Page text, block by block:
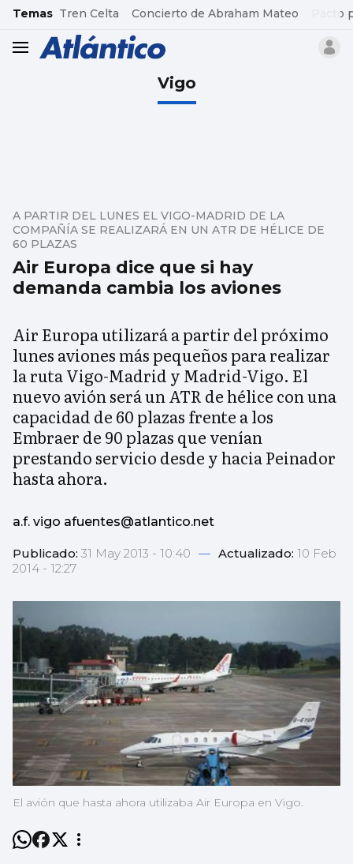
common.go-to-content
Temas Tren Celta Concierto de Abraham Mateo Pacto
header.menu.open
Vigo
Air Europa dice que si hay
demanda cambia los aviones
A PARTIR DEL LUNES EL VIGO-MADRID DE LA
COMPAÑÍA SE REALIZARÁ EN UN ATR DE HÉLICE DE
60 PLAZAS
Air Europa utilizará a partir del próximo
lunes aviones más pequeños para realizar
la ruta Vigo-Madrid y Madrid-Vigo. El
nuevo avión será un ATR de hélice con una
capacidad de 60 plazas frente a los
Embraer de 90 plazas que venían
prestando servicio desde y hacia Peinador
hasta ahora.
a.f. vigo afuentes@atlantico.net
Publicado: 31 May 2013 - 10:40 — Actualizado: 10 Feb
2014 - 12:27
El avión que hasta ahora utilizaba Air Europa en Vigo.